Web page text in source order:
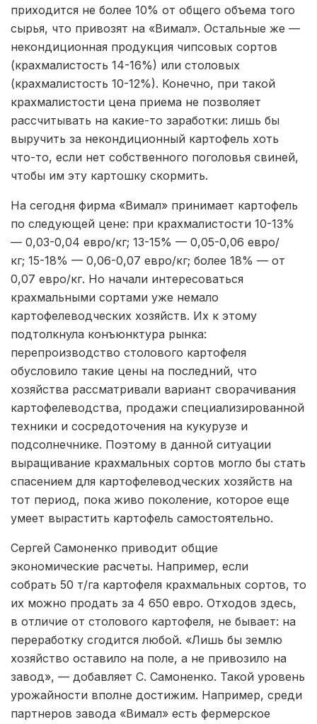
приходится не более 10% от общего объема того
сырья, что привозят на «Вимал». Остальные же —
некондиционная продукция чипсовых сортов
(крахмалистость 14-16%) или столовых
(крахмалистость 10-12%). Конечно, при такой
крахмалистости цена приема не позволяет
рассчитывать на какие-то заработки: лишь бы
выручить за некондиционный картофель хоть
что-то, если нет собственного поголовья свиней,
чтобы им эту картошку скормить.
На сегодня фирма «Вимал» принимает картофель
по следующей цене: при крахмалистости 10-13%
— 0,03-0,04 евро/кг; 13-15% — 0,05-0,06 евро/
кг; 15-18% — 0,06-0,07 евро/кг; более 18% — от
0,07 евро/кг. Но начали интересоваться
крахмальными сортами уже немало
картофелеводческих хозяйств. Их к этому
подтолкнула конъюнктура рынка:
перепроизводство столового картофеля
обусловило такие цены на последний, что
хозяйства рассматривали вариант сворачивания
картофелеводства, продажи специализированной
техники и сосредоточения на кукурузе и
подсолнечнике. Поэтому в данной ситуации
выращивание крахмальных сортов могло бы стать
спасением для картофелеводческих хозяйств на
тот период, пока живо поколение, которое еще
умеет вырастить картофель самостоятельно.
Сергей Самоненко приводит общие
экономические расчеты. Например, если
собрать 50 т/га картофеля крахмальных сортов, то
их можно продать за 4 650 евро. Отходов здесь,
в отличие от столового картофеля, не бывает: на
переработку сгодится любой. «Лишь бы землю
хозяйство оставило на поле, а не привозило на
завод», — добавляет С. Самоненко. Такой уровень
урожайности вполне достижим. Например, среди
партнеров завода «Вимал» есть фермерское